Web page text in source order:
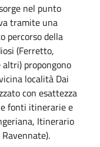
nel punto
tramite una
percorso della
(Ferretto,
altri) propongono
località Dai
con esattezza
fonti itinerarie e
Itinerario